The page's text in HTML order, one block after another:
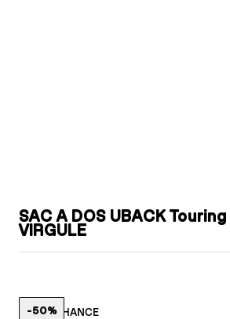
SAC A DOS UBACK
VIRGULE
LAST CHANCE
-50%